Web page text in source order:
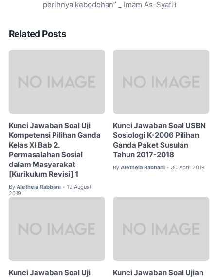
perihnya kebodohan” _ Imam As-Syafi’i
Related Posts
Kunci Jawaban Soal Uji
Kompetensi Pilihan Ganda
Kelas XI Bab 2.
Permasalahan Sosial
dalam Masyarakat
[Kurikulum Revisi] 1
By Aletheia Rabbani • 19 August
2019
Kunci Jawaban Soal USBN
Sosiologi K-2006 Pilihan
Ganda Paket Susulan
Tahun 2017-2018
By Aletheia Rabbani • 30 April 2019
Kunci Jawaban Soal Uji
Kunci Jawaban Soal Ujian